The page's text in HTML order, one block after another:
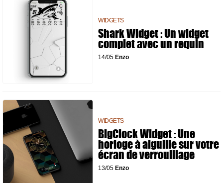
WIDGETS
Shark Widget : Un widget
complet avec un requin
14/05 Enzo
WIDGETS
BigClock Widget : Une
horloge à aiguille sur votre
écran de verrouillage
13/05 Enzo